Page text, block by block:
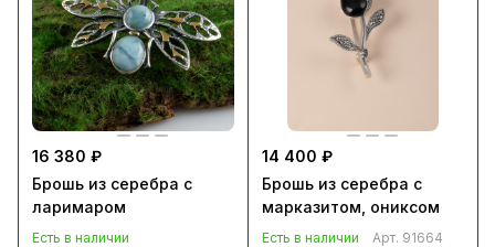
16 380 ₽
Брошь из серебра с
ларимаром
Есть в наличии
14 400 ₽
Брошь из серебра с
марказитом, ониксом
Есть в наличии Арт. 91664